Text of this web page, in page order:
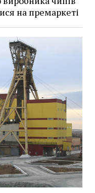
на премаркеті